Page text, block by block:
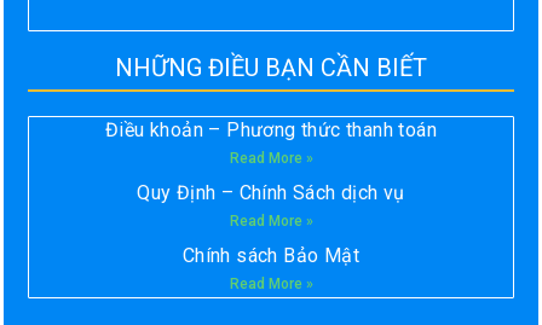
NHỮNG ĐIỀU BẠN CẦN BIẾT
Điều khoản – Phương thức thanh toán
Read More »
Quy Định – Chính Sách dịch vụ
Read More »
Chính sách Bảo Mật
Read More »